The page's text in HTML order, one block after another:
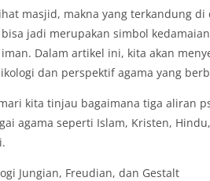
masjid, makna yang terkandung
jadi merupakan simbol
Dalam artikel ini, kita akan
dan perspektif agama yang
kita tinjau bagaimana tiga aliran
agama seperti Islam, Kristen,
Jungian, Freudian, dan Gestalt